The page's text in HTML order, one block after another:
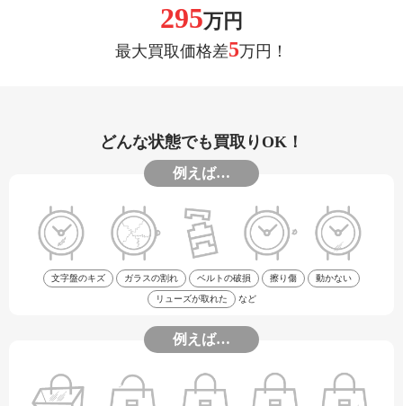
295万円
最大買取価格差5万円！
どんな状態でも買取りOK！
例えば…
文字盤のキズ ガラスの割れ ベルトの破損 擦り傷 動かない
リューズが取れた など
例えば…